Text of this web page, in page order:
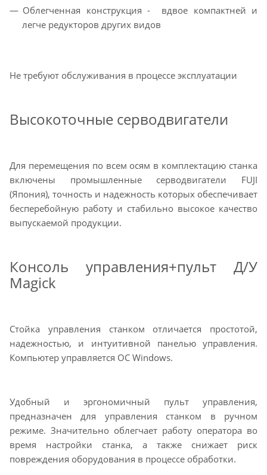
Облегченная конструкция - вдвое компактней и
легче редукторов других видов
Не требуют обслуживания в процессе эксплуатации
Высокоточные серводвигатели
Для перемещения по всем осям в комплектацию станка
включены промышленные серводвигатели FUJI
(Япония), точность и надежность которых обеспечивает
бесперебойную работу и стабильно высокое качество
выпускаемой продукции.
Консоль управления+пульт Д/У
Magick
Стойка управления станком отличается простотой,
надежностью, и интуитивной панелью управления.
Компьютер управляется ОС Windows.
Удобный и эргономичный пульт управления,
предназначен для управления станком в ручном
режиме. Значительно облегчает работу оператора во
время настройки станка, а также снижает риск
повреждения оборудования в процессе обработки.